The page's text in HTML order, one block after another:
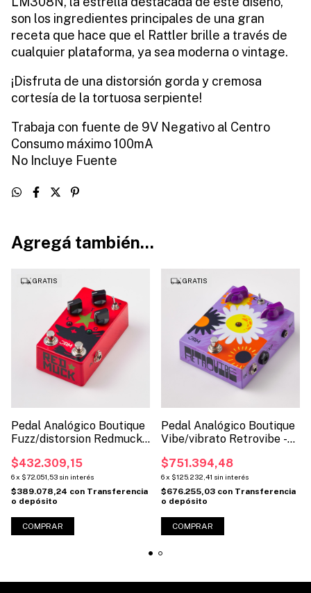
son los ingredientes principales de una gran
receta que hace que el Rattler brille a través de
cualquier plataforma, ya sea moderna o vintage.
¡Disfruta de una distorsión gorda y cremosa
cortesía de la tortuosa serpiente!
Trabaja con fuente de 9V Negativo al Centro
Consumo máximo 100mA
No Incluye Fuente
Agregá también...
GRATIS
Pedal Analógico Boutique
Fuzz/distorsion Redmuck -
$432.309,15
6x $72.051,53 sin interés
$389.078,24 con Transferencia
o depósito
GRATIS
Pedal Analógico Boutique
Vibe/vibrato Retrovibe -
$751.394,48
6x $125.232,41 sin interés
$676.255,03 con Transferencia
o depósito